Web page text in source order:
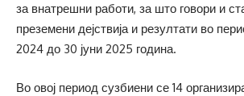
за внатрешни работи, за што говори и
преземени дејствија и резултати во
2024 до 30 јуни 2025 година.
Во овој период сузбиени се 14